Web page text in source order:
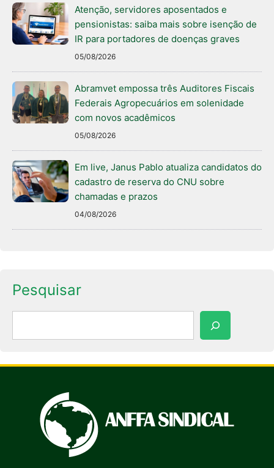
Atenção, servidores aposentados e
pensionistas: saiba mais sobre isenção de
IR para portadores de doenças graves
05/08/2026
Abramvet empossa três Auditores Fiscais
Federais Agropecuários em solenidade
com novos acadêmicos
05/08/2026
Em live, Janus Pablo atualiza candidatos do
cadastro de reserva do CNU sobre
chamadas e prazos
04/08/2026
Pesquisar